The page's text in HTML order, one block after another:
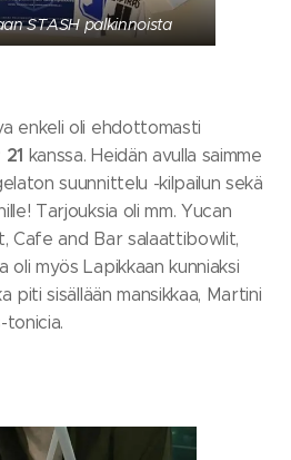
STASH palkinnoista
enkeli oli ehdottomasti
kanssa. Heidän avulla saimme
suunnittelu -kilpailun sekä
Tarjouksia oli mm. Yucan
and Bar salaattibowlit,
myös Lapikkaan kunniaksi
piti sisällään mansikkaa, Martini
tonicia.